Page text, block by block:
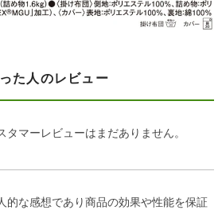
た人のレビュー
タマーレビューはまだありません。
的な感想であり商品の効果や性能を保証